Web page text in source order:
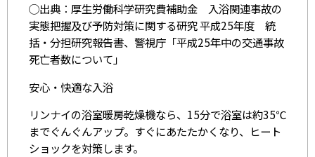
◯出典：厚生労働科学研究費補助金 入浴関連事故の
実態把握及び予防対策に関する研究 平成25年度 統
括・分担研究報告書、警視庁「平成25年中の交通事故
死亡者数について」
安心・快適な入浴
リンナイの浴室暖房乾燥機なら、15分で浴室は約35℃
までぐんぐんアップ。すぐにあたたかくなり、ヒート
ショックを対策します。